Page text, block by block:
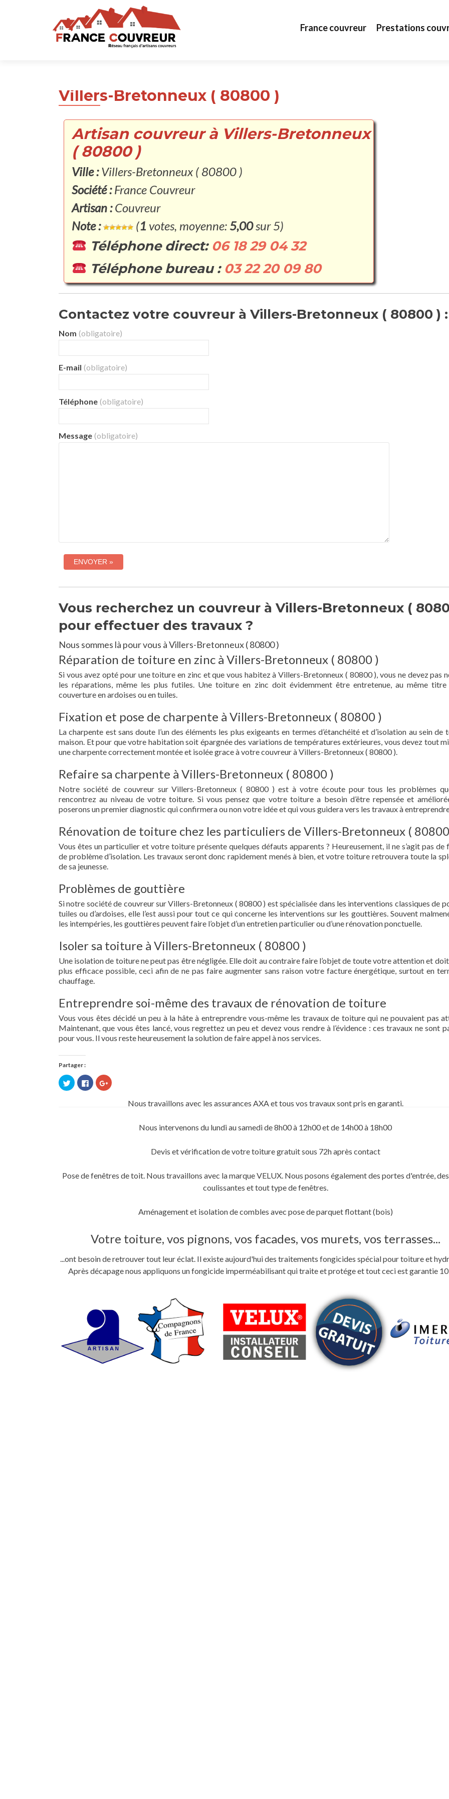
France couvreur Prestations
Villers-Bretonneux ( 80800 )
Artisan couvreur à Villers-Bretonneux
( 80800 )
Ville :Villers-Bretonneux ( 80800 )
Société :France Couvreur
Artisan :Couvreur
Note :
(1 votes, moyenne: 5,00sur 5)
Téléphone direct: 06 18 29 04 32
Téléphone bureau : 03 22 20 09 80
Contactez votre couvreur à Villers-Bretonneux ( 80800 ) :
Nom (obligatoire)
E-mail (obligatoire)
Téléphone (obligatoire)
Message (obligatoire)
Vous recherchez un couvreur à Villers-Bretonneux (
pour effectuer des travaux ?
Nous sommes là pour vous à Villers-Bretonneux ( 80800 )
Réparation de toiture en zinc à Villers-Bretonneux ( 80800 )
Si vous avez opté pour une toiture en zinc et que vous habitez à Villers-Bretonneux ( 80800 ), vous ne devez pas
les réparations, même les plus futiles. Une toiture en zinc doit évidemment être entretenue, au même titre
couverture en ardoises ou en tuiles.
Fixation et pose de charpente à Villers-Bretonneux ( 80800 )
La charpente est sans doute l’un des éléments les plus exigeants en termes d’étanchéité et d’isolation au sein de
maison. Et pour que votre habitation soit épargnée des variations de températures extérieures, vous devez tout
une charpente correctement montée et isolée grace à votre couvreur à Villers-Bretonneux ( 80800 ).
Refaire sa charpente à Villers-Bretonneux ( 80800 )
Notre société de couvreur sur Villers-Bretonneux ( 80800 ) est à votre écoute pour tous les problèmes
rencontrez au niveau de votre toiture. Si vous pensez que votre toiture a besoin d’être repensée et
poserons un premier diagnostic qui confirmera ou non votre idée et qui vous guidera vers les travaux à
Rénovation de toiture chez les particuliers de Villers-Bretonneux (
Vous êtes un particulier et votre toiture présente quelques défauts apparents ? Heureusement, il ne s’agit pas de
de problème d’isolation. Les travaux seront donc rapidement menés à bien, et votre toiture retrouvera toute la
de sa jeunesse.
Problèmes de gouttière
Si notre société de couvreur sur Villers-Bretonneux ( 80800 ) est spécialisée dans les interventions classiques de
tuiles ou d’ardoises, elle l’est aussi pour tout ce qui concerne les interventions sur les gouttières. Souvent
les intempéries, les gouttières peuvent faire l’objet d’un entretien particulier ou d’une rénovation ponctuelle.
Isoler sa toiture à Villers-Bretonneux ( 80800 )
Une isolation de toiture ne peut pas être négligée. Elle doit au contraire faire l’objet de toute votre attention et
plus efficace possible, ceci afin de ne pas faire augmenter sans raison votre facture énergétique, surtout en
chauffage.
Entreprendre soi-même des travaux de rénovation de toiture
Vous vous êtes décidé un peu à la hâte à entreprendre vous-même les travaux de toiture qui ne pouvaient pas
Maintenant, que vous êtes lancé, vous regrettez un peu et devez vous rendre à l’évidence : ces travaux ne sont
pour vous. Il vous reste heureusement la solution de faire appel à nos services.
Partager :
Cliquez
pour
partager
Cliquez
pour
partager
Facebook(ouvre
Cliquez
pour
Google+Nous travaillons avec les assurances AXA et tous vos travaux sont pris en garanti.
Nous intervenons du lundi au samedi de 8h00 à 12h00 et de 14h00 à 18h00
Devis et vérification de votre toiture gratuit sous 72h après contact
Pose de fenêtres de toit. Nous travaillons avec la marque VELUX. Nous posons également des portes d'entrée,
coulissantes et tout type de fenêtres.
Aménagement et isolation de combles avec pose de parquet flottant (bois)
Votre toiture, vos pignons, vos facades, vos murets, vos terrasses...
...ont besoin de retrouver tout leur éclat. Il existe aujourd'hui des traitements fongicides spécial pour toiture et
Après décapage nous appliquons un fongicide imperméabilisant qui traite et protége et tout ceci est garantie 10